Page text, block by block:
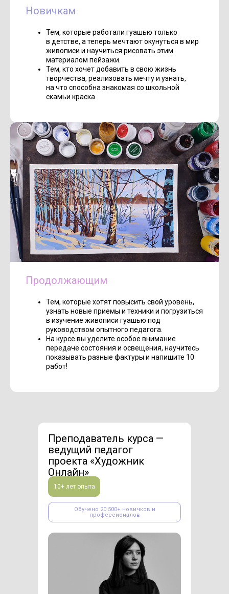
Новичкам
Тем, которые работали гуашью только
в детстве, а теперь мечтают окунуться в мир
живописи и научиться рисовать этим
материалом пейзажи.
Тем, кто хочет добавить в свою жизнь
творчества, реализовать мечту и узнать,
на что способна знакомая со школьной
скамьи краска.
Продолжающим
Тем, которые хотят повысить свой уровень,
узнать новые приемы и техники и погрузиться
в изучение живописи гуашью под
руководством опытного педагога.
На курсе вы уделите особое внимание
передаче состояния и освещения, научитесь
показывать разные фактуры и напишите 10
работ!
Преподаватель курса —
ведущий педагог
проекта «Художник
Онлайн»
Обучено 20 500+ новичков и
профессионалов
10+ лет опыта